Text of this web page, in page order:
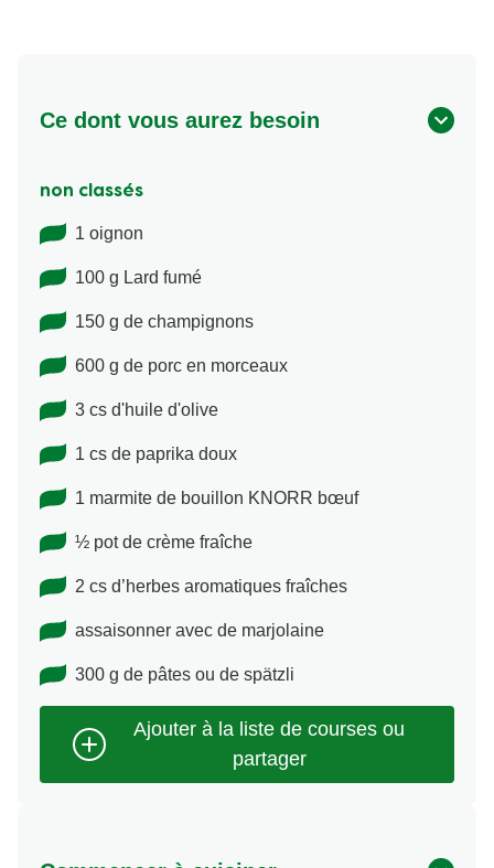
Ce dont vous aurez besoin
non classés
1 oignon
100 g Lard fumé
150 g de champignons
600 g de porc en morceaux
3 cs d'huile d'olive
1 cs de paprika doux
1 marmite de bouillon KNORR bœuf
½ pot de crème fraîche
2 cs d’herbes aromatiques fraîches
assaisonner avec de marjolaine
300 g de pâtes ou de spätzli